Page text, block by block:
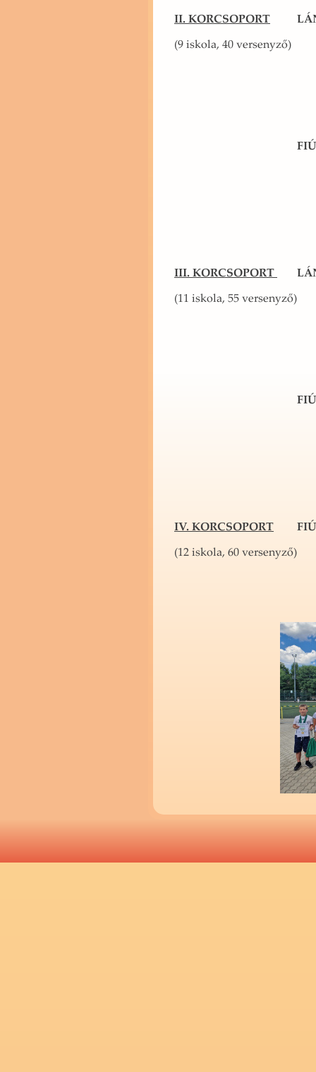
II. KOR­CSO­PORT
(9 is­ko­la, 40 ver­seny­ző)
FIÚ
III. KOR­CSO­PORT
(11 is­ko­la, 55 ver­seny­ző)
FIÚ
IV. KOR­CSO­PORT
(12 is­ko­la, 60 ver­seny­ző)
FIÚ